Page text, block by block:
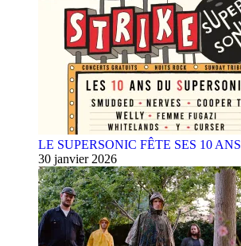
LE SUPERSONIC FÊTE SES 10 ANS
30 janvier 2026